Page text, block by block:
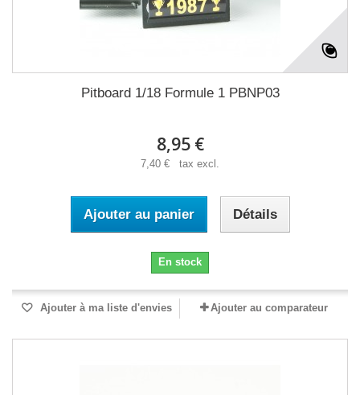
Pitboard 1/18 Formule 1 PBNP03
8,95 €
7,40 € tax excl.
Ajouter au panier Détails
En stock
Ajouter à ma liste d'envies Ajouter au comparateur